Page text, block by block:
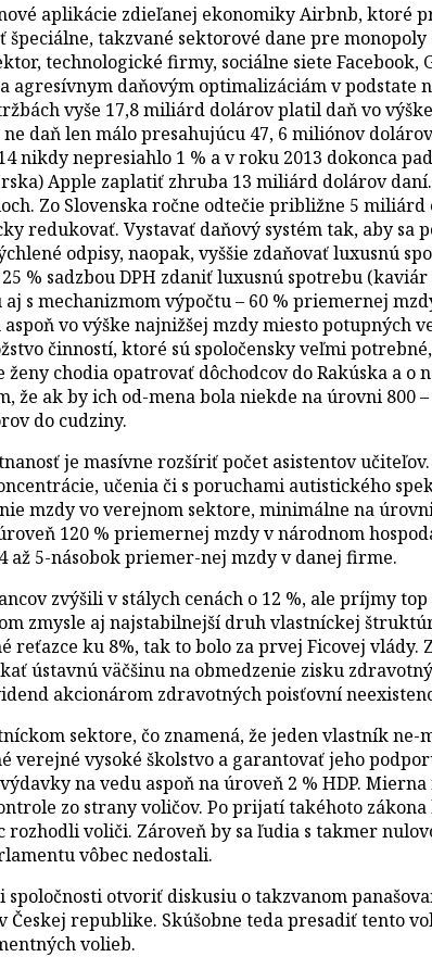
aplikácie zdieľanej ekonomiky Airbnb, ktoré
špeciálne, takzvané sektorové dane pre
technologické firmy, sociálne siete
agresívnym daňovým optimalizáciám v
vyše 17,8 miliárd dolárov platil daň vo
daň len málo presahujúcu 47, 6 miliónov
nikdy nepresiahlo 1 % a v roku 2013 dokonca
Apple zaplatiť zhruba 13 miliárd dolárov
Zo Slovenska ročne odtečie približne 5
redukovať. Vystavať daňový systém tak, aby
odpisy, naopak, vyššie zdaňovať luxusnú
% sadzbou DPH zdaniť luxusnú spotrebu
s mechanizmom výpočtu – 60 % priemernej
vo výške najnižšej mzdy miesto potupných
činností, ktoré sú spoločensky veľmi
ženy chodia opatrovať dôchodcov do Rakúska a
že ak by ich od-mena bola niekde na úrovni 800
do cudziny.
je masívne rozšíriť počet asistentov
učenia či s poruchami autistického
mzdy vo verejnom sektore, minimálne na
120 % priemernej mzdy v národnom
až 5-násobok priemer-nej mzdy v danej firme.
zvýšili v stálych cenách o 12 %, ale príjmy
zmysle aj najstabilnejší druh vlastníckej
reťazce ku 8%, tak to bolo za prvej Ficovej
ústavnú väčšinu na obmedzenie zisku
akcionárom zdravotných poisťovní
sektore, čo znamená, že jeden vlastník
verejné vysoké školstvo a garantovať jeho
na vedu aspoň na úroveň 2 % HDP.
zo strany voličov. Po prijatí takéhoto
rozhodli voliči. Zároveň by sa ľudia s takmer
vôbec nedostali.
otvoriť diskusiu o takzvanom
republike. Skúšobne teda presadiť tento
volieb.